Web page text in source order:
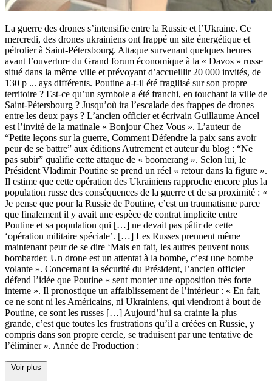
La guerre des drones s’intensifie entre la Russie et l’Ukraine. Ce
mercredi, des drones ukrainiens ont frappé un site énergétique et
pétrolier à Saint-Pétersbourg. Attaque survenant quelques heures
avant l’ouverture du Grand forum économique à la « Davos » russe
situé dans la même ville et prévoyant d’accueillir 20 000 invités, de
130 p ... ays différents. Poutine a-t-il été fragilisé sur son propre
territoire ? Est-ce qu’un symbole a été franchi, en touchant la ville de
Saint-Pétersbourg ? Jusqu’où ira l’escalade des frappes de drones
entre les deux pays ? L’ancien officier et écrivain Guillaume Ancel
est l’invité de la matinale « Bonjour Chez Vous ». L’auteur de
“Petite leçons sur la guerre, Comment Défendre la paix sans avoir
peur de se battre” aux éditions Autrement et auteur du blog : “Ne
pas subir” qualifie cette attaque de « boomerang ». Selon lui, le
Président Vladimir Poutine se prend un réel « retour dans la figure ».
Il estime que cette opération des Ukrainiens rapproche encore plus la
population russe des conséquences de la guerre et de sa proximité : «
Je pense que pour la Russie de Poutine, c’est un traumatisme parce
que finalement il y avait une espèce de contrat implicite entre
Poutine et sa population qui […] ne devait pas pâtir de cette
‘opération militaire spéciale’. […] Les Russes prennent même
maintenant peur de se dire ‘Mais en fait, les autres peuvent nous
bombarder. Un drone est un attentat à la bombe, c’est une bombe
volante ». Concernant la sécurité du Président, l’ancien officier
défend l’idée que Poutine « sent monter une opposition très forte
interne ». Il pronostique un affaiblissement de l’intérieur : « En fait,
ce ne sont ni les Américains, ni Ukrainiens, qui viendront à bout de
Poutine, ce sont les russes […] Aujourd’hui sa crainte la plus
grande, c’est que toutes les frustrations qu’il a créées en Russie, y
compris dans son propre cercle, se traduisent par une tentative de
l’éliminer ». Année de Production :
Voir plus